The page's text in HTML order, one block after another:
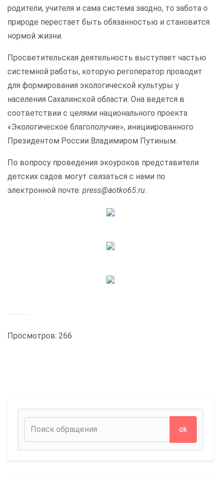
родители, учителя и сама система заодно, то забота о
природе перестает быть обязанностью и становится
нормой жизни.
Просветительская деятельность выступает частью
системной работы, которую регоператор проводит
для формирования экологической культуры у
населения Сахалинской области. Она ведется в
соответствии с целями национального проекта
«Экологическое благополучие», инициированного
Президентом России Владимиром Путиным.
По вопросу проведения экоуроков представители
детских садов могут связаться с нами по
электронной почте: press@aotko65.ru.
Просмотров: 266
ok